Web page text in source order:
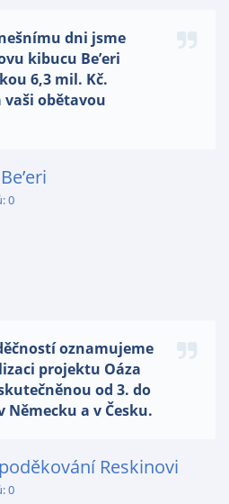
dni jsme
kibucu Be’eri
6,3 mil. Kč.
vaši obětavou
0
oznamujeme
projektu Oáza
od 3. do
Německu a v Česku.
Reskinovi
0